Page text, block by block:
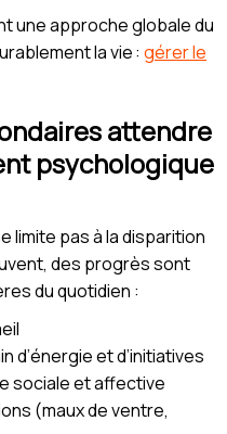
une approche globale du
la vie : gérer le
attendre
psychologique
limite pas à la disparition
des progrès sont
du quotidien :
d’énergie et d’initiatives
sociale et affective
(maux de ventre,